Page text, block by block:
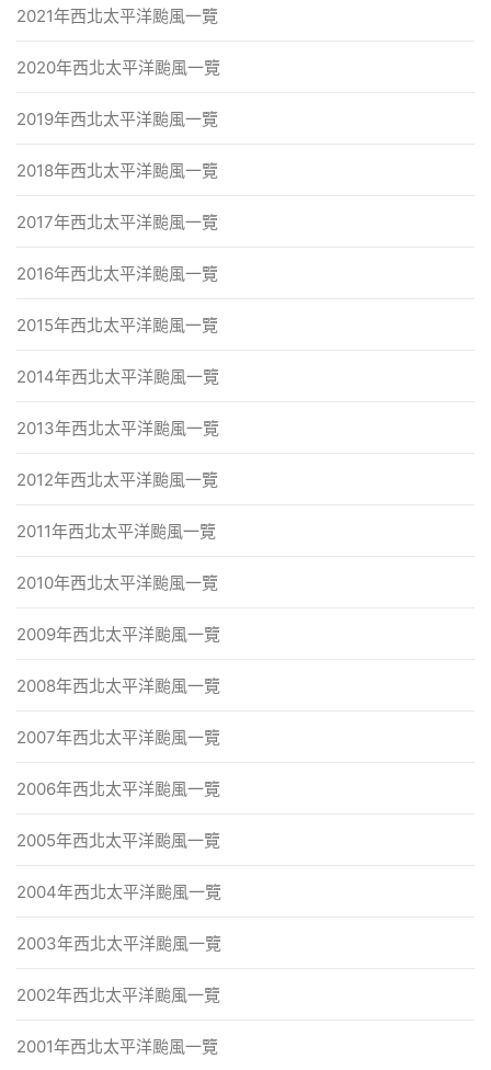
2021年西北太平洋颱風一覽
2020年西北太平洋颱風一覽
2019年西北太平洋颱風一覽
2018年西北太平洋颱風一覽
2017年西北太平洋颱風一覽
2016年西北太平洋颱風一覽
2015年西北太平洋颱風一覽
2014年西北太平洋颱風一覽
2013年西北太平洋颱風一覽
2012年西北太平洋颱風一覽
2011年西北太平洋颱風一覽
2010年西北太平洋颱風一覽
2009年西北太平洋颱風一覽
2008年西北太平洋颱風一覽
2007年西北太平洋颱風一覽
2006年西北太平洋颱風一覽
2005年西北太平洋颱風一覽
2004年西北太平洋颱風一覽
2003年西北太平洋颱風一覽
2002年西北太平洋颱風一覽
2001年西北太平洋颱風一覽